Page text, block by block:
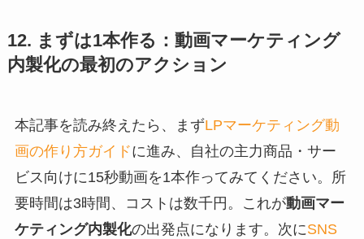
12. まずは1本作る：動画マーケティング
内製化の最初のアクション
本記事を読み終えたら、まずLPマーケティング動
画の作り方ガイドに進み、自社の主力商品・サー
ビス向けに15秒動画を1本作ってみてください。所
要時間は3時間、コストは数千円。これが動画マー
ケティング内製化の出発点になります。次にSNS